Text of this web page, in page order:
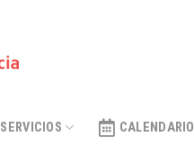
SERVICIOS CALENDARIO